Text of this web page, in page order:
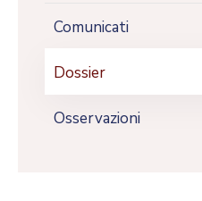
Comunicati
Dossier
Osservazioni